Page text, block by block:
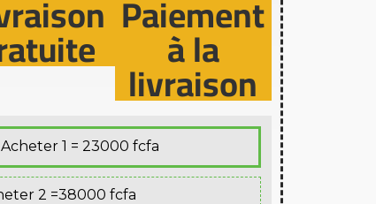
Paiement
à la
livraison
1 = 23000 fcfa
2 =38000 fcfa